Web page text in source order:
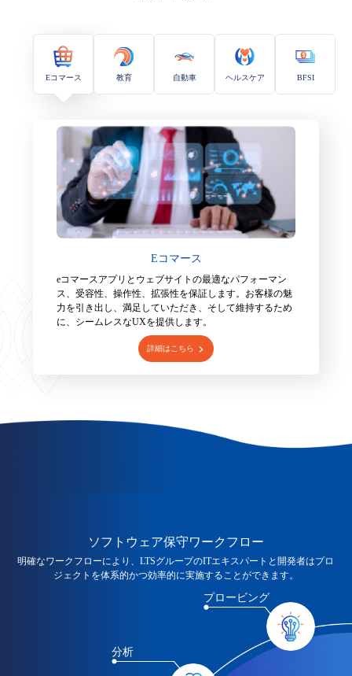
Eコマース 教育 自動車 ヘルスケア BFSI
Eコマース
eコマースアプリとウェブサイトの最適なパフォーマン
ス、受容性、操作性、拡張性を保証します。お客様の魅
力を引き出し、満足していただき、そして維持するため
に、シームレスなUXを提供します。
詳細はこちら
ソフトウェア保守ワークフロー
明確なワークフローにより、LTSグループのITエキスパートと開発者はプロ
ジェクトを体系的かつ効率的に実施することができます。
プロービング
分析